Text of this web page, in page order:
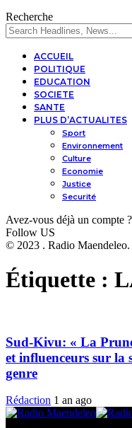
Recherche
ACCUEIL
POLITIQUE
EDUCATION
SOCIETE
SANTE
PLUS D’ACTUALITES
Sport
Environnement
Culture
Economie
Justice
Securité
Avez-vous déjà un compte ?
Follow US
© 2023 . Radio Maendeleo.
Étiquette :
Sud-Kivu: « La
et influenceurs sur la
genre
Rédaction 1 an ago